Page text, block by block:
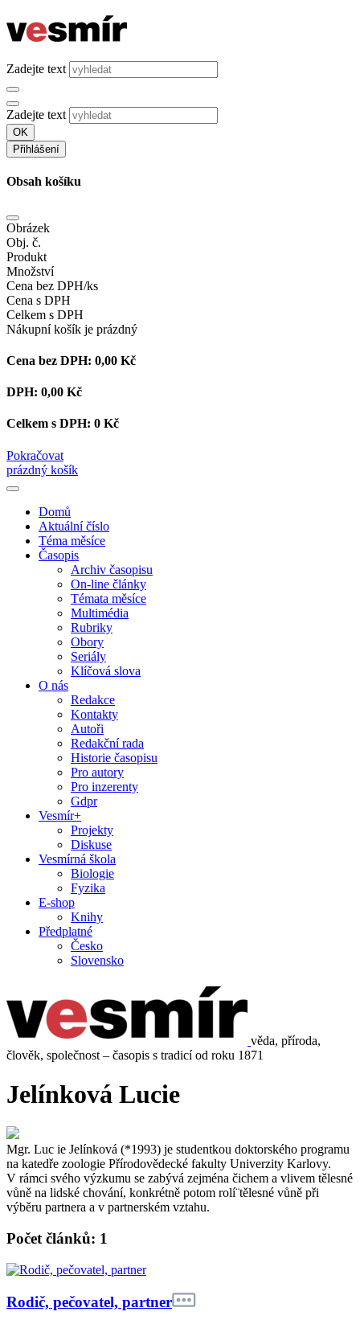
Zadejte text
Zadejte text
OK
Přihlášení
Obsah košíku
Obrázek
Obj. č.
Produkt
Množství
Cena bez DPH/ks
Cena s DPH
Celkem s DPH
Nákupní košík je prázdný
Cena bez DPH: 0,00 Kč
DPH: 0,00 Kč
Celkem s DPH: 0 Kč
Pokračovat
prázdný košík
Domů
Aktuální číslo
Téma měsíce
Časopis
Archiv časopisu
On-line články
Témata měsíce
Multimédia
Rubriky
Obory
Seriály
Klíčová slova
O nás
Redakce
Kontakty
Autoři
Redakční rada
Historie časopisu
Pro autory
Pro inzerenty
Gdpr
Vesmír+
Projekty
Diskuse
Vesmírná škola
Biologie
Fyzika
E-shop
Knihy
Předplatné
Česko
Slovensko
věda, příroda,
člověk, společnost – časopis s tradicí od roku 1871
Jelínková Lucie
Mgr. Luc ie Jelínková (*1993) je studentkou doktorského programu
na katedře zoologie Přírodovědecké fakulty Univerzity Karlovy.
V rámci svého výzkumu se zabývá zejména čichem a vlivem tělesné
vůně na lidské chování, konkrétně potom rolí¨tělesné vůně při
výběru partnera a v partnerském vztahu.
Počet článků: 1
Rodič, pečovatel, partner